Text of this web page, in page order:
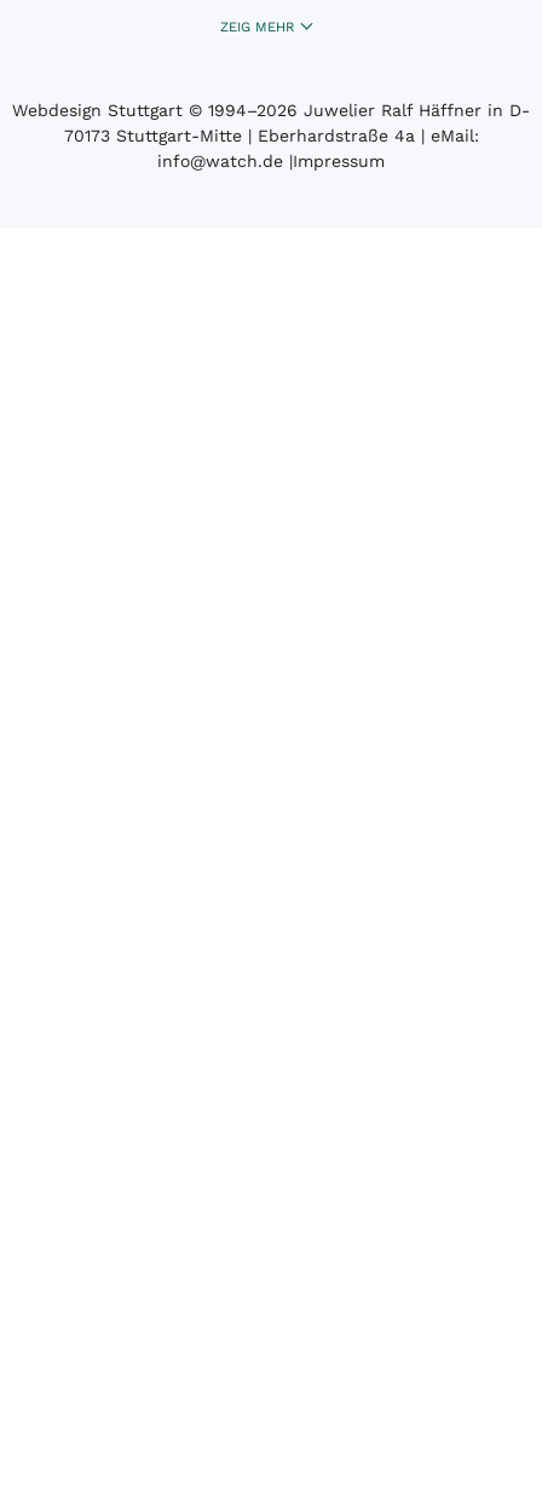
ZEIG MEHR
Webdesign Stuttgart © 1994­–2026 Juwelier Ralf Häffner in D-
70173 Stuttgart-Mitte | Eberhardstraße 4a | eMail:
info@watch.de |Impressum